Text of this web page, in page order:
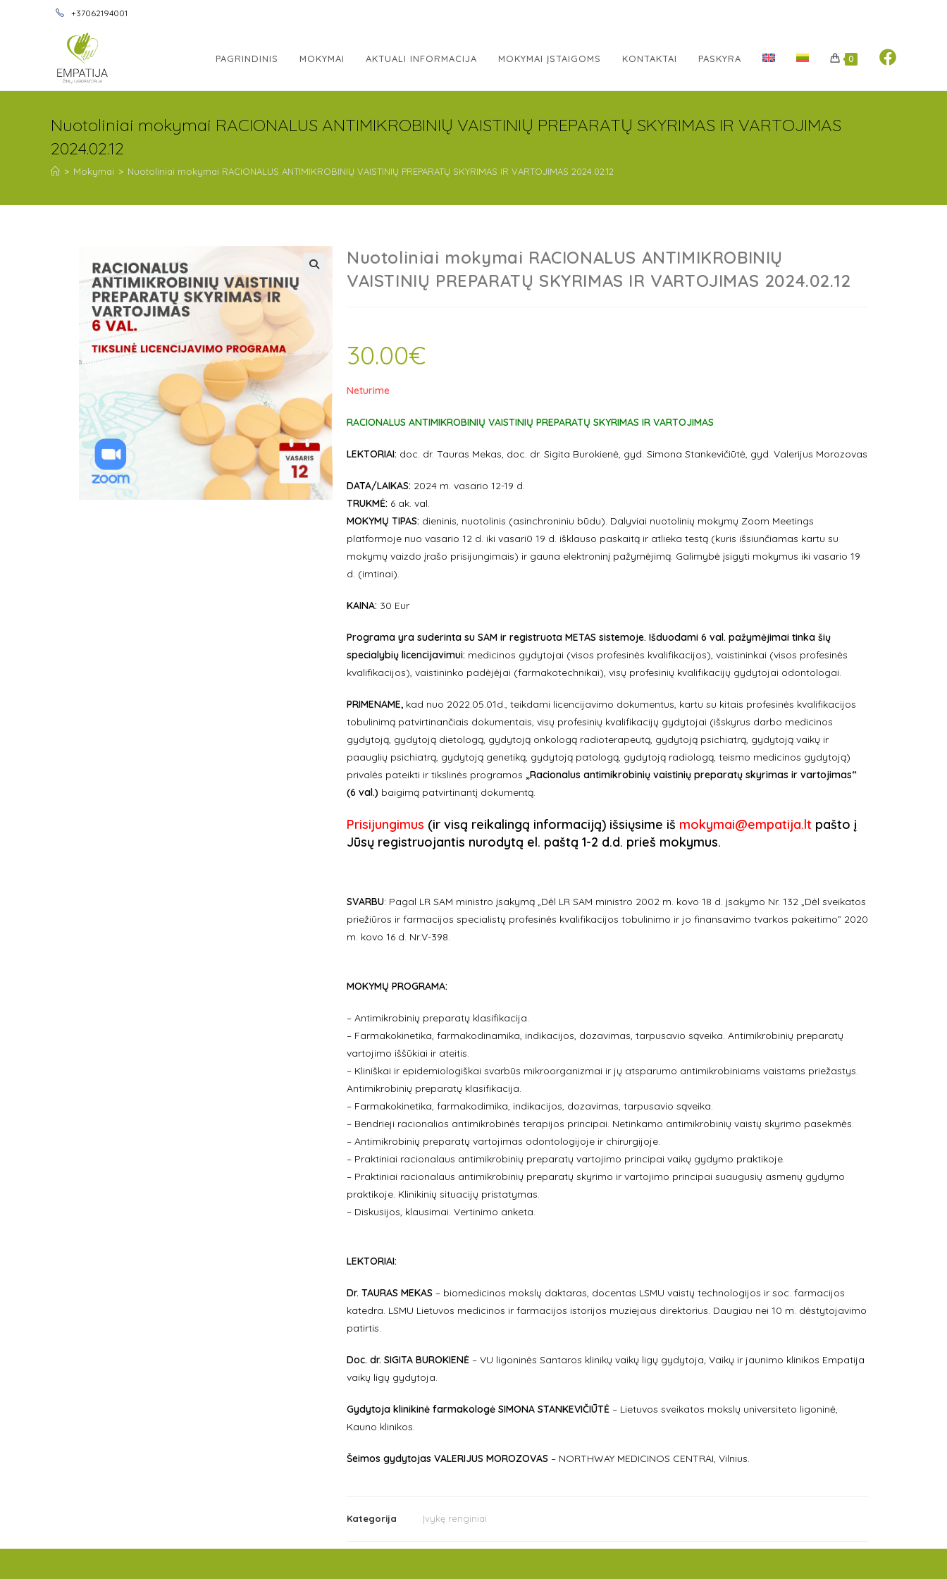
+37062194001
PAGRINDINIS MOKYMAI AKTUALI INFORMACIJA MOKYMAI ĮSTAIGOMS KONTAKTAI PASKYRA 0
Nuotoliniai mokymai RACIONALUS ANTIMIKROBINIŲ VAISTINIŲ PREPARATŲ SKYRIMAS IR VARTOJIMAS
2024.02.12
> Mokymai > Nuotoliniai mokymai RACIONALUS ANTIMIKROBINIŲ VAISTINIŲ PREPARATŲ SKYRIMAS IR VARTOJIMAS 2024.02.12
Nuotoliniai mokymai RACIONALUS ANTIMIKROBINIŲ
VAISTINIŲ PREPARATŲ SKYRIMAS IR VARTOJIMAS 2024.02.12
30.00€
Neturime
RACIONALUS ANTIMIKROBINIŲ VAISTINIŲ PREPARATŲ SKYRIMAS IR VARTOJIMAS
LEKTORIAI: doc. dr. Tauras Mekas, doc. dr. Sigita Burokienė, gyd. Simona Stankevičiūtė, gyd. Valerijus Morozovas
DATA/LAIKAS: 2024 m. vasario 12-19 d.
TRUKMĖ: 6 ak. val.
MOKYMŲ TIPAS: dieninis, nuotolinis (asinchroniniu būdu). Dalyviai nuotolinių mokymų Zoom Meetings
platformoje nuo vasario 12 d. iki vasari0 19 d. išklauso paskaitą ir atlieka testą (kuris išsiunčiamas kartu su
mokymų vaizdo įrašo prisijungimais) ir gauna elektroninį pažymėjimą. Galimybė įsigyti mokymus iki vasario 19
d. (imtinai).
KAINA: 30 Eur
Programa yra suderinta su SAM ir registruota METAS sistemoje. Išduodami 6 val. pažymėjimai tinka šių
specialybių licencijavimui: medicinos gydytojai (visos profesinės kvalifikacijos), vaistininkai (visos profesinės
kvalifikacijos), vaistininko padėjėjai (farmakotechnikai), visų profesinių kvalifikacijų gydytojai odontologai.
PRIMENAME, kad nuo 2022.05.01d., teikdami licencijavimo dokumentus, kartu su kitais profesinės kvalifikacijos
tobulinimą patvirtinančiais dokumentais, visų profesinių kvalifikacijų gydytojai (išskyrus darbo medicinos
gydytoją, gydytoją dietologą, gydytoją onkologą radioterapeutą, gydytoją psichiatrą, gydytoją vaikų ir
paauglių psichiatrą, gydytoją genetiką, gydytoją patologą, gydytoją radiologą, teismo medicinos gydytoją)
privalės pateikti ir tikslinės programos „Racionalus antimikrobinių vaistinių preparatų skyrimas ir vartojimas“
(6 val.) baigimą patvirtinantį dokumentą.
Prisijungimus (ir visą reikalingą informaciją) išsiųsime iš mokymai@empatija.lt pašto į
Jūsų registruojantis nurodytą el. paštą 1-2 d.d. prieš mokymus.
SVARBU: Pagal LR SAM ministro įsakymą „Dėl LR SAM ministro 2002 m. kovo 18 d. įsakymo Nr. 132 „Dėl sveikatos
priežiūros ir farmacijos specialistų profesinės kvalifikacijos tobulinimo ir jo finansavimo tvarkos pakeitimo” 2020
m. kovo 16 d. Nr.V-398.
MOKYMŲ PROGRAMA:
– Antimikrobinių preparatų klasifikacija.
– Farmakokinetika, farmakodinamika, indikacijos, dozavimas, tarpusavio sąveika. Antimikrobinių preparatų
vartojimo iššūkiai ir ateitis.
– Kliniškai ir epidemiologiškai svarbūs mikroorganizmai ir jų atsparumo antimikrobiniams vaistams priežastys.
Antimikrobinių preparatų klasifikacija.
– Farmakokinetika, farmakodimika, indikacijos, dozavimas, tarpusavio sąveika.
– Bendrieji racionalios antimikrobinės terapijos principai. Netinkamo antimikrobinių vaistų skyrimo pasekmės.
– Antimikrobinių preparatų vartojimas odontologijoje ir chirurgijoje.
– Praktiniai racionalaus antimikrobinių preparatų vartojimo principai vaikų gydymo praktikoje.
– Praktiniai racionalaus antimikrobinių preparatų skyrimo ir vartojimo principai suaugusių asmenų gydymo
praktikoje. Klinikinių situacijų pristatymas.
– Diskusijos, klausimai. Vertinimo anketa.
LEKTORIAI:
Dr. TAURAS MEKAS – biomedicinos mokslų daktaras, docentas LSMU vaistų technologijos ir soc. farmacijos
katedra. LSMU Lietuvos medicinos ir farmacijos istorijos muziejaus direktorius. Daugiau nei 10 m. dėstytojavimo
patirtis.
Doc. dr. SIGITA BUROKIENĖ– VU ligoninės Santaros klinikų vaikų ligų gydytoja, Vaikų ir jaunimo klinikos Empatija
vaikų ligų gydytoja.
Gydytoja klinikinė farmakologė SIMONA STANKEVIČIŪTĖ– Lietuvos sveikatos mokslų universiteto ligoninė,
Kauno klinikos.
Šeimos gydytojas VALERIJUS MOROZOVAS – NORTHWAY MEDICINOS CENTRAI, Vilnius.
Kategorija Įvykę renginiai